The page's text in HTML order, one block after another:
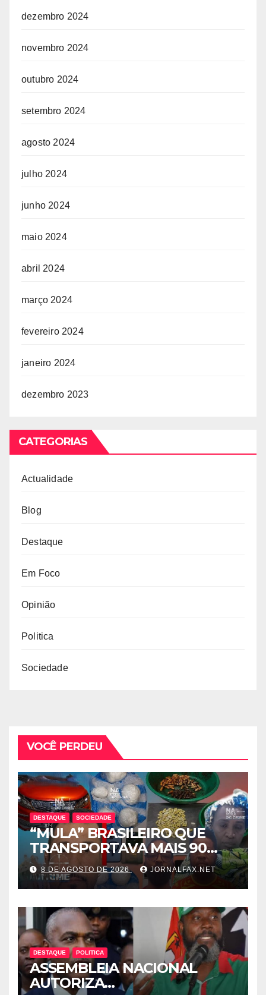
dezembro 2024
novembro 2024
outubro 2024
setembro 2024
agosto 2024
julho 2024
junho 2024
maio 2024
abril 2024
março 2024
fevereiro 2024
janeiro 2024
dezembro 2023
CATEGORIAS
Actualidade
Blog
Destaque
Em Foco
Opinião
Politica
Sociedade
VOCÊ PERDEU
DESTAQUE SOCIEDADE
“MULA” BRASILEIRO QUE
TRANSPORTAVA MAIS 90
CÁPSULAS DE COCAÍNA
MORRE NO HOTEL EM
LUANDA
8 DE AGOSTO DE 2026 JORNALFAX.NET
DESTAQUE POLITICA
ASSEMBLEIA NACIONAL
AUTORIZA